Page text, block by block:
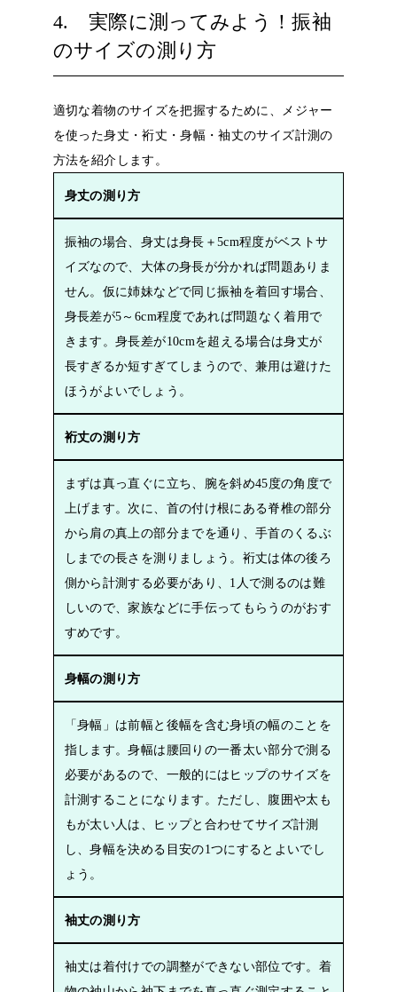
4. 実際に測ってみよう！振袖
のサイズの測り方
適切な着物のサイズを把握するために、メジャー
を使った身丈・裄丈・身幅・袖丈のサイズ計測の
方法を紹介します。
身丈の測り方
振袖の場合、身丈は身長＋5cm程度がベストサ
イズなので、大体の身長が分かれば問題ありま
せん。仮に姉妹などで同じ振袖を着回す場合、
身長差が5～6cm程度であれば問題なく着用で
きます。身長差が10cmを超える場合は身丈が
長すぎるか短すぎてしまうので、兼用は避けた
ほうがよいでしょう。
裄丈の測り方
まずは真っ直ぐに立ち、腕を斜め45度の角度で
上げます。次に、首の付け根にある脊椎の部分
から肩の真上の部分までを通り、手首のくるぶ
しまでの長さを測りましょう。裄丈は体の後ろ
側から計測する必要があり、1人で測るのは難
しいので、家族などに手伝ってもらうのがおす
すめです。
身幅の測り方
「身幅」は前幅と後幅を含む身頃の幅のことを
指します。身幅は腰回りの一番太い部分で測る
必要があるので、一般的にはヒップのサイズを
計測することになります。ただし、腹囲や太も
もが太い人は、ヒップと合わせてサイズ計測
し、身幅を決める目安の1つにするとよいでし
ょう。
袖丈の測り方
袖丈は着付けでの調整ができない部位です。着